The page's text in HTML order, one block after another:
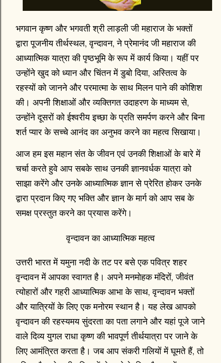
भगवान कृष्ण और भगवती श्री लाड़ली जी महाराज के भक्तों
द्वारा पूजनीय तीर्थस्थल, वृन्दावन, ने प्रेमानंद जी महाराज की
आध्यात्मिक यात्रा की पृष्ठभूमि के रूप में कार्य किया। यहीं पर
उन्होंने खुद को ध्यान और चिंतन में डुबो दिया, अस्तित्व के
रहस्यों को जानने और परमात्मा के साथ मिलन पाने की कोशिश
की। अपनी शिक्षाओं और व्यक्तिगत उदाहरण के माध्यम से,
उन्होंने दूसरों को ईश्वरीय इच्छा के प्रति समर्पण करने और बिना
शर्त प्यार के सच्चे आनंद का अनुभव करने का महत्व सिखाया।
आज हम इस महान संत के जीवन एवं उनकी शिक्षाओं के बारे में
चर्चा करते हुवे आप सबके साथ उनकी ज्ञानवर्धक यात्रा को
साझा करेंगे और उनके आध्यात्मिक ज्ञान से प्रेरित होकर उनके
द्वारा प्रदान किए गए भक्ति और ज्ञान के मार्ग को आप सब के
समक्ष प्रस्तुत करने का प्रयास करेंगे।
वृन्दावन का आध्यात्मिक महत्व
उत्तरी भारत में यमुना नदी के तट पर बसे एक पवित्र शहर
वृन्दावन में आपका स्वागत है। अपने मनमोहक मंदिरों, जीवंत
त्योहारों और गहरी आध्यात्मिक आभा के साथ, वृन्दावन भक्तों
और यात्रियों के लिए एक मनोरम स्थान है। यह लेख आपको
वृन्दावन की रहस्यमय सुंदरता का पता लगाने और यहां पूजे जाने
वाले दिव्य युगल राधा कृष्ण की भावपूर्ण तीर्थयात्रा पर जाने के
लिए आमंत्रित करता है। जब आप संकरी गलियों में घूमते हैं, तो